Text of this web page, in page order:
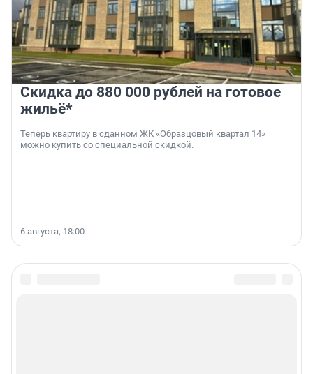
Скидка до 880 000 рублей на готовое
жильё*
Теперь квартиру в сданном ЖК «Образцовый квартал 14»
можно купить со специальной скидкой.
6 августа, 18:00